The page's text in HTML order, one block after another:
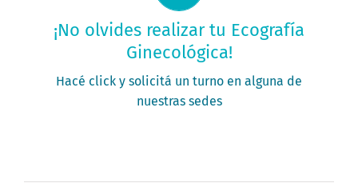
¡No olvides realizar tu Ecografía
Ginecológica!
Hacé click y solicitá un turno en alguna de
nuestras sedes
Solicitá tu turno ahora
PEDÍ TU TURNO